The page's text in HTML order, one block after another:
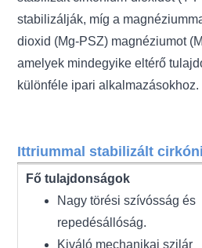
stabilizálják, míg a
dioxid (Mg-PSZ) magnéziumot
amelyek mindegyike eltérő
különféle ipari alkalmazásokhoz.
Ittriummal stabilizált
Fő tulajdonságok
Nagy törési szívósság és
repedésállóság.
Kiváló mechanikai szilár